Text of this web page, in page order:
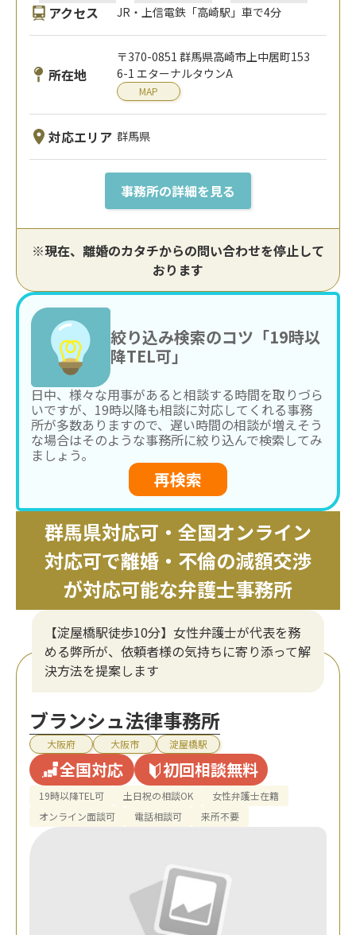
アクセス JR・上信電鉄「高崎駅」車で4分
所在地
〒370-0851 群馬県高崎市上中居町153
6-1 エターナルタウンA
MAP
対応エリア 群馬県
事務所の詳細を見る
※現在、離婚のカタチからの問い合わせを停止して
おります
絞り込み検索のコツ「19時以
降TEL可」
日中、様々な用事があると相談する時間を取りづら
いですが、19時以降も相談に対応してくれる事務
所が多数ありますので、遅い時間の相談が増えそう
な場合はそのような事務所に絞り込んで検索してみ
ましょう。
再検索
群馬県対応可・全国オンライン
対応可で離婚・不倫の減額交渉
が対応可能な弁護士事務所
【淀屋橋駅徒歩10分】女性弁護士が代表を務
める弊所が、依頼者様の気持ちに寄り添って解
決方法を提案します
ブランシュ法律事務所
大阪府 大阪市 淀屋橋駅
全国対応 初回相談無料
19時以降TEL可 土日祝の相談OK
女性弁護士在籍
オンライン面談可
電話相談可 来所不要